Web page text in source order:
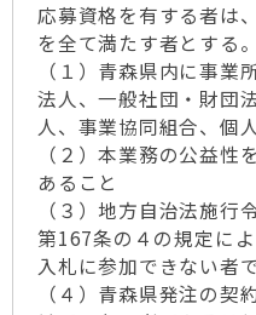
応募資格を有する者は
を全て満たす者とする。
（１）青森県内に事業
法人、一般社団・財団
人、事業協同組合、個
（２）本業務の公益性
あること
（３）地方自治法施行
第167条の４の規定に
入札に参加できない者
（４）青森県発注の契